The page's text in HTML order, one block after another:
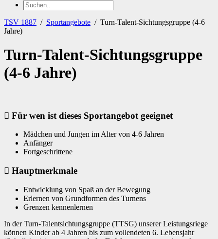
TSV 1887 / Sportangebote / Turn-Talent-Sichtungsgruppe (4-6
Jahre)
Turn-Talent-Sichtungsgruppe
(4-6 Jahre)
Für wen ist dieses Sportangebot geeignet
Mädchen und Jungen im Alter von 4-6 Jahren
Anfänger
Fortgeschrittene
Hauptmerkmale
Entwicklung von Spaß an der Bewegung
Erlernen von Grundformen des Turnens
Grenzen kennenlernen
In der Turn-Talentsichtungsgruppe (TTSG) unserer Leistungsriege
können Kinder ab 4 Jahren bis zum vollendeten 6. Lebensjahr